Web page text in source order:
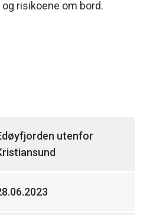
risikoene om bord.
utenfor